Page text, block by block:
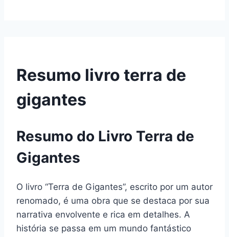
Resumo livro terra de
gigantes
Resumo do Livro Terra de
Gigantes
O livro “Terra de Gigantes”, escrito por um autor
renomado, é uma obra que se destaca por sua
narrativa envolvente e rica em detalhes. A
história se passa em um mundo fantástico